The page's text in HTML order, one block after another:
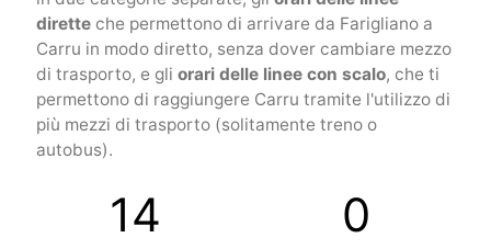
diretteche permettono di arrivare da Farigliano a
Carru in modo diretto, senza dover cambiare mezzo
di trasporto, e gli orari delle linee con scalo, che ti
permettono di raggiungere Carru tramite l'utilizzo di
più mezzi di trasporto (solitamente treno o
autobus).
14 0